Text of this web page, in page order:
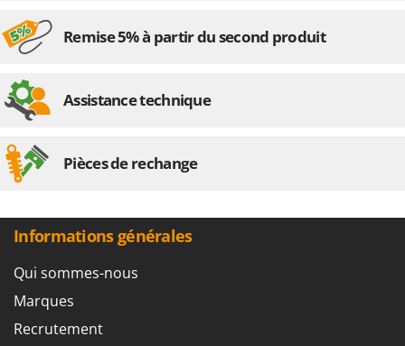
Remise 5% à partir du second produit
Assistance technique
Pièces de rechange
Informations générales
Qui sommes-nous
Marques
Recrutement